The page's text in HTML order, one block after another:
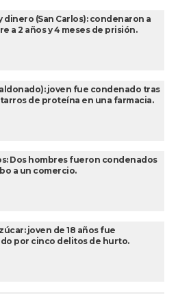
dinero (San Carlos): condenaron a
a 2 años y 4 meses de prisión.
joven fue condenado tras
de proteína en una farmacia.
Dos hombres fueron condenados
a un comercio.
joven de 18 años fue
por cinco delitos de hurto.